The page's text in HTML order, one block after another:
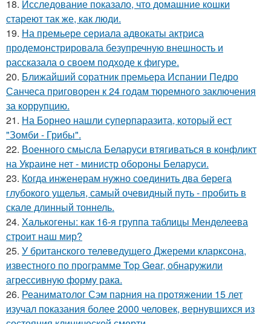
18. Исследование показало, что домашние кошки
стареют так же, как люди.
19. На премьере сериала адвокаты актриса
продемонстрировала безупречную внешность и
рассказала о своем подходе к фигуре.
20. Ближайший соратник премьера Испании Педро
Санчеса приговорен к 24 годам тюремного заключения
за коррупцию.
21. На Борнео нашли суперпаразита, который ест
"Зомби - Грибы".
22. Военного смысла Беларуси втягиваться в конфликт
на Украине нет - министр обороны Беларуси.
23. Когда инженерам нужно соединить два берега
глубокого ущелья, самый очевидный путь - пробить в
скале длинный тоннель.
24. Халькогены: как 16-я группа таблицы Менделеева
строит наш мир?
25. У британского телеведущего Джереми кларксона,
известного по программе Top Gear, обнаружили
агрессивную форму рака.
26. Реаниматолог Сэм парния на протяжении 15 лет
изучал показания более 2000 человек, вернувшихся из